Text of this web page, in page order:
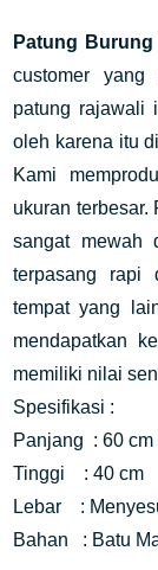
Patung Burung
customer yang
patung rajawali
oleh karena itu
Kami
ukuran terbesar.
sangat mewah
terpasang rapi
tempat yang
mendapatkan
memiliki nilai
Spesifikasi :
Panjang : 60 cm
Tinggi : 40 cm
Lebar :
Bahan : Batu